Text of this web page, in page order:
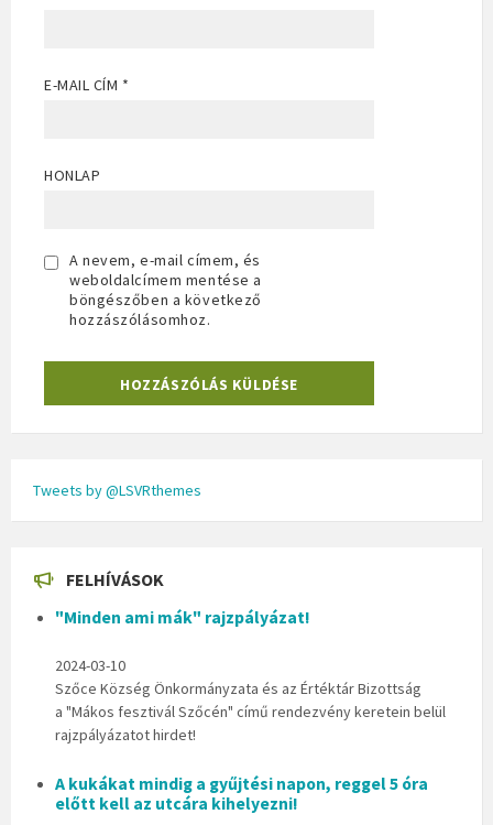
E-MAIL CÍM *
HONLAP
A nevem, e-mail címem, és
weboldalcímem mentése a
böngészőben a következő
hozzászólásomhoz.
Tweets by @LSVRthemes
FELHÍVÁSOK
"Minden ami mák" rajzpályázat!
2024-03-10
Szőce Község Önkormányzata és az Értéktár Bizottság
a "Mákos fesztivál Szőcén" című rendezvény keretein belül
rajzpályázatot hirdet!
A kukákat mindig a gyűjtési napon, reggel 5 óra
előtt kell az utcára kihelyezni!